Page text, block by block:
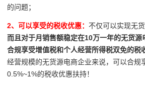
的问题；
2、可以享受的税收优惠： 不仅可以实现无
而且对于月销售额稳定在10万一年的无货源
合规享受增值税和个人经营所得税双免的税
经营规模的无货源电商企业来说，可以合规
0.5%~1%的税收优惠扶持！